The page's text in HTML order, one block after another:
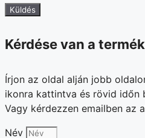
Kérdése van a
Írjon az oldal alján jobb
ikonra kattintva és rövid időn
Vagy kérdezzen emailben az
Név